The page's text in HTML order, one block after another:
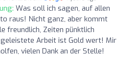
Was soll ich sagen, auf allen
raus! Nicht ganz, aber kommt
freundlich, Zeiten pünktlich
Arbeit ist Gold wert! Mir
vielen Dank an der Stelle!